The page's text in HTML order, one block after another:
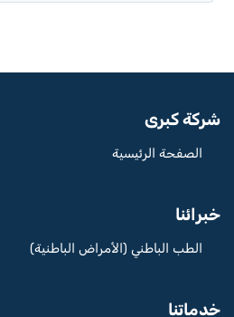
شركة كبرى
الصفحة الرئيسية
خبرائنا
الطب الباطني (الأمراض الباطنية)
خدماتنا